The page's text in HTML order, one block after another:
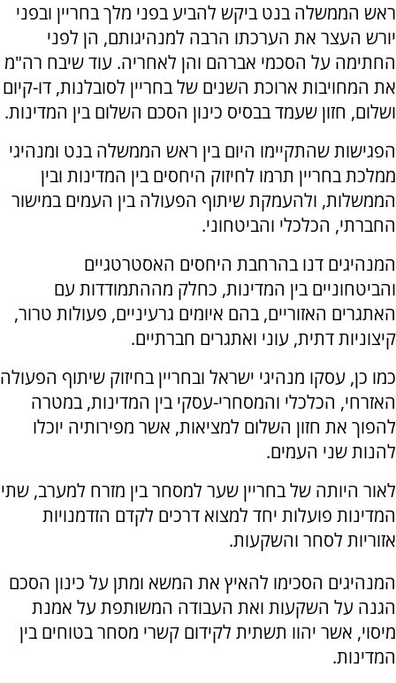
ראש הממשלה בנט ביקש להביע בפני מלך בחריין ובפני
יורש העצר את הערכתו הרבה למנהיגותם, הן לפני
החתימה על הסכמי אברהם והן לאחריה. עוד שיבח רה"מ
את המחויבות ארוכת השנים של בחריין לסובלנות, דו-קיום
ושלום, חזון שעמד בבסיס כינון הסכם השלום בין המדינות.
הפגישות שהתקיימו היום בין ראש הממשלה בנט ומנהיגי
ממלכת בחריין תרמו לחיזוק היחסים בין המדינות ובין
הממשלות, ולהעמקת שיתוף הפעולה בין העמים במישור
החברתי, הכלכלי והביטחוני.
המנהיגים דנו בהרחבת היחסים האסטרטגיים
והביטחוניים בין המדינות, כחלק מההתמודדות עם
האתגרים האזוריים, בהם איומים גרעיניים, פעולות טרור,
קיצוניות דתית, עוני ואתגרים חברתיים.
כמו כן, עסקו מנהיגי ישראל ובחריין בחיזוק שיתוף הפעולה
האזרחי, הכלכלי והמסחרי-עסקי בין המדינות, במטרה
להפוך את חזון השלום למציאות, אשר מפירותיה יוכלו
להנות שני העמים.
לאור היותה של בחריין שער למסחר בין מזרח למערב, שתי
המדינות פועלות יחד למצוא דרכים לקדם הזדמנויות
אזוריות לסחר והשקעות.
המנהיגים הסכימו להאיץ את המשא ומתן על כינון הסכם
הגנה על השקעות ואת העבודה המשותפת על אמנת
מיסוי, אשר יהוו תשתית לקידום קשרי מסחר בטוחים בין
המדינות.